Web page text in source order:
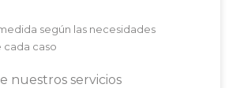
según las necesidades
cada caso
nuestros servicios